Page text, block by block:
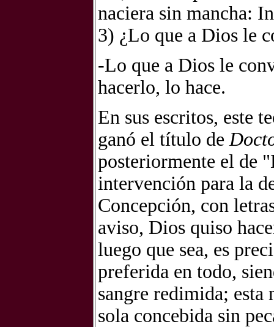
naciera sin mancha:
3) ¿Lo que a Dios le
-Lo que a Dios le
hacerlo, lo hace.
En sus escritos, este
ganó el título de
posteriormente el de
intervención para la
Concepción, con
aviso, Dios quiso
luego que sea, es
preferida en todo,
sangre redimida; esta
sola concebida sin